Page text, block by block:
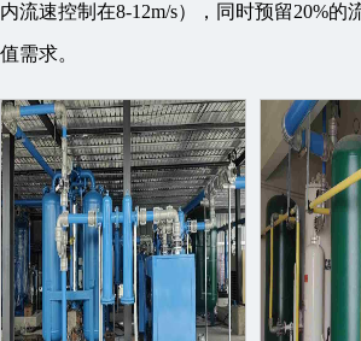
内流速控制在8-12m/s），同时预留20%的
值需求。